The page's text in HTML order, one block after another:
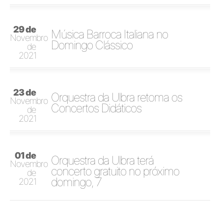
29 de
Novembro
de
2021
Música Barroca Italiana no
Domingo Clássico
23 de
Novembro
de
2021
Orquestra da Ulbra retoma os
Concertos Didáticos
01 de
Novembro
de
2021
Orquestra da Ulbra terá
concerto gratuito no próximo
domingo, 7